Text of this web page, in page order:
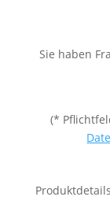
Sie haben
(*
Produktdetails